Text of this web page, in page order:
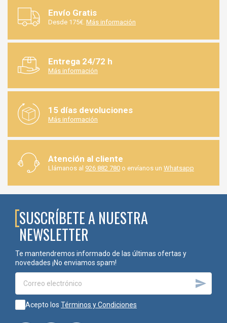
Envío Gratis
Desde 175€. Más información
Entrega 24/72 h
Más información
15 días devoluciones
Más información
Atención al cliente
Llámanos al 926 882 780 o envíanos un Whatsapp
SUSCRÍBETE A NUESTRA
NEWSLETTER
Te mantendremos informado de las últimas ofertas y
novedades ¡No enviamos spam!

Acepto los Términos y Condiciones